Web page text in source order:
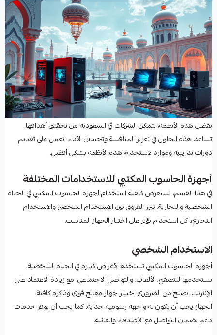
بفضل هذه الأنظمة، تتمكن الشركات في السعودية من تحقيق أهدافها.
تساعد هذه الحلول في تعزيز المنافسة وتحسين الأداء. نعمل على تقديم
دورات تدريبية وموارد لاستخدام هذه الأنظمة بشكل أفضل.
أجهزة الحاسوب المكتبي للاستخدامات المختلفة
في هذا القسم، نستعرض كيفية استخدام أجهزة الحاسوب المكتبي في الحياة
الشخصية والتجارية. نبرز الفروق بين الاستخدام الشخصي والاستخدام
التجاري. كل استخدام يؤثر على اختيار الجهاز المناسب.
الاستخدام الشخصي
أجهزة الحاسوب المكتبي تستخدم لأغراض كثيرة في الحياة الشخصية.
نستخدمها للتصفح، الألعاب، والتواصل الاجتماعي. مع زيادة الاعتماد على
الإنترنت، يصبح من الضروري اختيار جهاز معالج قوي وذاكرة كافية.
الجهاز يجب أن يكون له واجهة رسومية جذابة. كما يجب أن يوفر خدمات
دعم لضمان التواصل مع الأصدقاء والعائلة.